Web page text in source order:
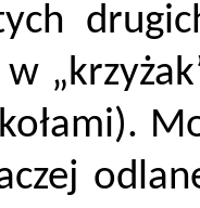
w